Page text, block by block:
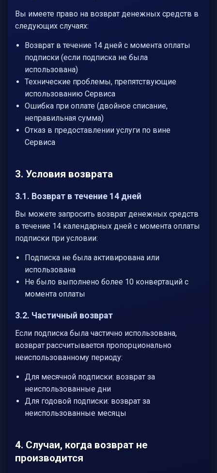
Вы имеете право на возврат денежных средств в
следующих случаях:
Возврат в течение 14 дней с момента оплаты
подписки (если подписка не была
использована)
Технические проблемы, препятствующие
использованию Сервиса
Ошибка при оплате (двойное списание,
неправильная сумма)
Отказ в предоставлении услуги по вине
Сервиса
3. Условия возврата
3.1. Возврат в течение 14 дней
Вы можете запросить возврат денежных средств
в течение 14 календарных дней с момента оплаты
подписки при условии:
Подписка не была активирована или
использована
Не было выполнено более 10 конвертаций с
момента оплаты
3.2. Частичный возврат
Если подписка была частично использована,
возврат рассчитывается пропорционально
неиспользованному периоду:
Для месячной подписки: возврат за
неиспользованные дни
Для годовой подписки: возврат за
неиспользованные месяцы
4. Случаи, когда возврат не
производится